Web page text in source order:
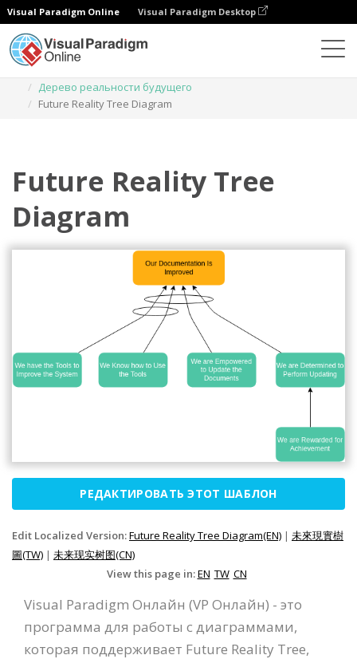
Visual Paradigm Online Visual Paradigm Desktop
Дерево реальности будущего
Future Reality Tree Diagram
Future Reality Tree
Diagram
РЕДАКТИРОВАТЬ ЭТОТ ШАБЛОН
Edit Localized Version:Future Reality Tree Diagram(EN) | 未來現實樹
圖(TW) | 未来现实树图(CN)
View this page in:EN TW CN
Visual Paradigm Онлайн (VP Онлайн) - это
программа для работы с диаграммами,
которая поддерживает Future Reality Tree,